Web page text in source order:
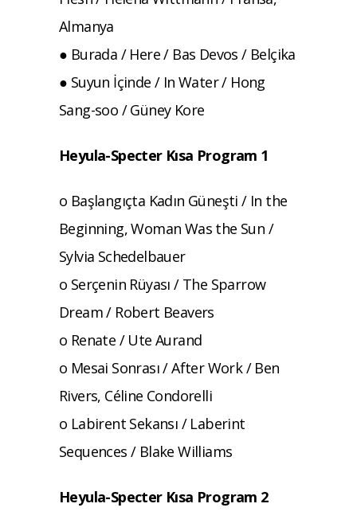
Almanya
● Burada / Here / Bas Devos / Belçika
● Suyun İçinde / In Water / Hong
Sang-soo / Güney Kore
Heyula-Specter Kısa Program 1
o Başlangıçta Kadın Güneşti / In the
Beginning, Woman Was the Sun /
Sylvia Schedelbauer
o Serçenin Rüyası / The Sparrow
Dream / Robert Beavers
o Renate / Ute Aurand
o Mesai Sonrası / After Work / Ben
Rivers, Céline Condorelli
o Labirent Sekansı / Laberint
Sequences / Blake Williams
Heyula-Specter Kısa Program 2